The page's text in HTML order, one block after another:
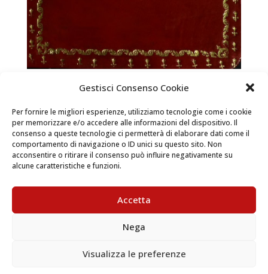
Gestisci Consenso Cookie
Per fornire le migliori esperienze, utilizziamo tecnologie come i cookie
per memorizzare e/o accedere alle informazioni del dispositivo. Il
consenso a queste tecnologie ci permetterà di elaborare dati come il
comportamento di navigazione o ID unici su questo sito. Non
acconsentire o ritirare il consenso può influire negativamente su
alcune caratteristiche e funzioni.
Accetta
Nega
Visualizza le preferenze
La prima cantica della Divina Commedia di
Livres et territoire / Langue piémontaise  La version
numérique du livre peut être trouvée dans la salle de
lecture du château de Racconigi La prima cantica della
Divina Commedia di Dante Alighieri. Auteur:Francesco
Articoli recenti